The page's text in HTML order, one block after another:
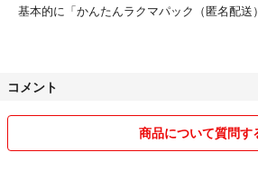
2〜4日以内の迅速な発送を心がけております。
にボディメイクを始めたい方は、ぜひこの機会
#SIXPAD #シックスパッド #パワースーツ #
基本的に「かんたんラクマパック（匿名配
精密機器などはプチプチ等で厳重に梱包して
不慣れな点もあるかもしれませんが、気持ち
精一杯対応させていただきます。まとめ買
コメント
商品について質問す